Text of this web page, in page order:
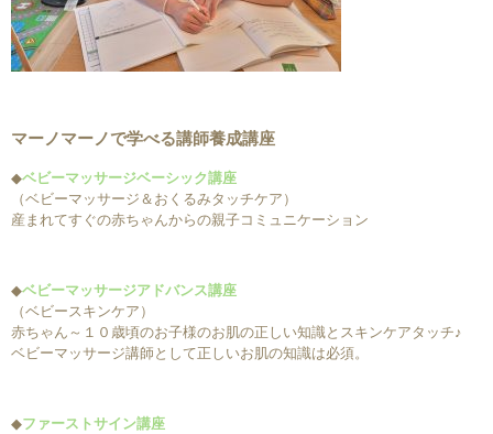
マーノマーノで学べる講師養成講座
◆ベビーマッサージベーシック講座
（ベビーマッサージ＆おくるみタッチケア）
産まれてすぐの赤ちゃんからの親子コミュニケーション
◆ベビーマッサージアドバンス講座
（ベビースキンケア）
赤ちゃん～１０歳頃のお子様のお肌の正しい知識とスキンケアタッチ♪
ベビーマッサージ講師として正しいお肌の知識は必須。
◆ファーストサイン講座